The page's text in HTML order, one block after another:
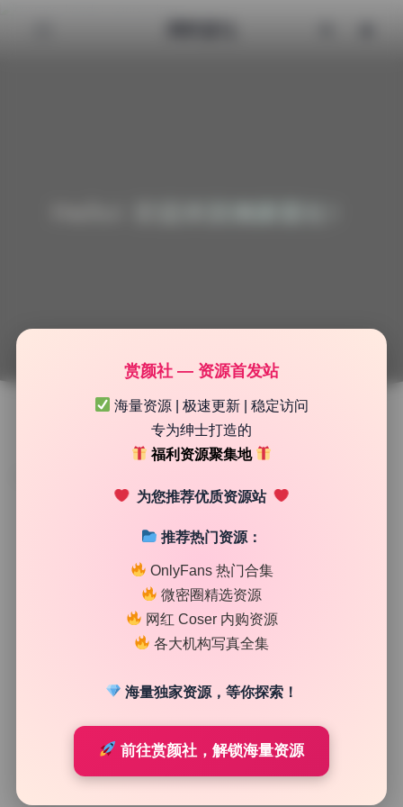
高清美图专区
奶宝妹纸(原雪怡妹纸) 74套写真合集原档无水印实时更
赏颜社 — 资源首发站
海量资源 | 极速更新 | 稳定访问
专为绅士打造的
福利资源聚集地
为您推荐优质资源站
推荐热门资源：
OnlyFans 热门合集
微密圈精选资源
网红 Coser 内购资源
各大机构写真全集
海量独家资源，等你探索！
前往赏颜社，解锁海量资源